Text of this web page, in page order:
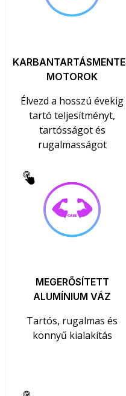
MOTOROK
Élvezd a hosszú évekig
tartó teljesítményt,
tartósságot és
rugalmasságot
MEGERŐSÍTETT
ALUMÍNIUM VÁZ
Tartós, rugalmas és
könnyű kialakítás